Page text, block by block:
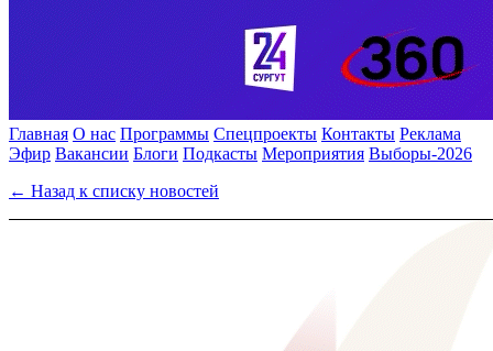
Главная О нас Программы Спецпроекты Контакты Реклама
Эфир Вакансии Блоги Подкасты Мероприятия Выборы-2026
← Назад к списку новостей